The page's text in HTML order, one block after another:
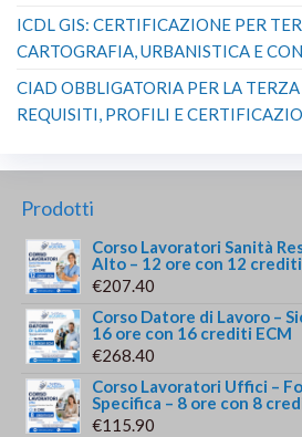
ICDL GIS: CERTIFICAZIONE PER
CARTOGRAFIA, URBANISTICA E
CIAD OBBLIGATORIA PER LA TERZA
REQUISITI, PROFILI E
Prodotti
Corso Lavoratori Sanità
Alto – 12 ore con 12 crediti
€207.40
Corso Datore di Lavoro –
16 ore con 16 crediti ECM
€268.40
Corso Lavoratori Uffici –
Specifica – 8 ore con 8
€115.90